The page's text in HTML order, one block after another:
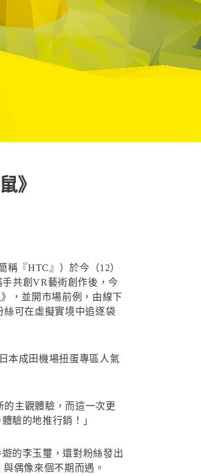
》
『HTC』）於今（12）
共創VR藝術創作後，今
，並開市場前例，由線下
絲可在虛擬實境中追逐袋
本成田機場扭蛋專區人氣
主觀體驗，而這一次更
驗的地推行銷！」
的李玉璽，還對粉絲發出
偶像來個不期而遇。